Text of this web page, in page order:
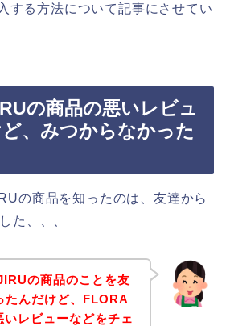
する方法について記事にさせてい
の商品の悪いレビュ
、みつからなかった
の商品を知ったのは、友達から
た、、、
の商品のことを友
たんだけど、FLORA
レビューなどをチェ